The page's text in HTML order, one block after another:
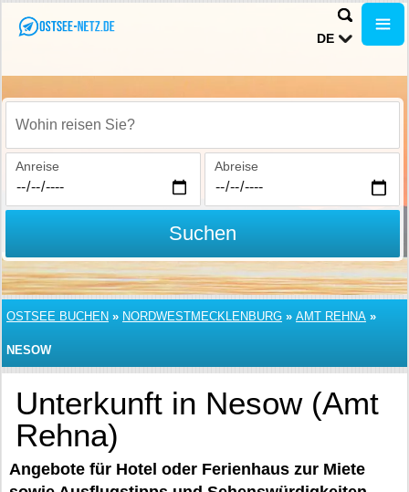
DE
Wohin reisen Sie?
Anreise Abreise
Suchen
OSTSEE BUCHEN » NORDWESTMECKLENBURG » AMT REHNA »
NESOW
Unterkunft in Nesow (Amt
Rehna)
Angebote für Hotel oder Ferienhaus zur Miete